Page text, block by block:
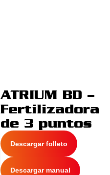
ATRIUM BD –
Fertilizadora
de 3 puntos
Descargar folleto
Descargar manual